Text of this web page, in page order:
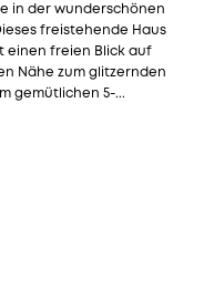
in der wunderschönen
freistehende Haus
einen freien Blick auf
Nähe zum glitzernden
gemütlichen 5-...